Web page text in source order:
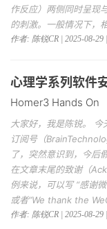
作反应）两侧同时呈现
的刺激。一般情况下，
作者: 陈锐CR | 2025-08-29 |
心理学系列软件
Homer3 Hands On
大家好，我是陈锐。
订阅号（
了，突然意识到，今后
在文章末尾的致谢（
例来说，可以写 “感谢
或者“We thank the
作者: 陈锐CR | 2025-08-29 |